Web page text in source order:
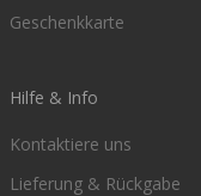
Geschenkkarte
Hilfe & Info
Kontaktiere uns
Lieferung & Rückgabe